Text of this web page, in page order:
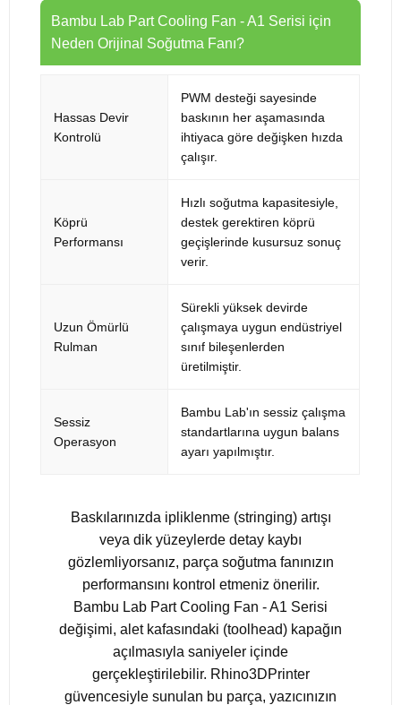
Bambu Lab Part Cooling Fan - A1 Serisi için
Neden Orijinal Soğutma Fanı?
Hassas Devir
Kontrolü
PWM desteği sayesinde
baskının her aşamasında
ihtiyaca göre değişken hızda
çalışır.
Köprü
Performansı
Hızlı soğutma kapasitesiyle,
destek gerektiren köprü
geçişlerinde kusursuz sonuç
verir.
Uzun Ömürlü
Rulman
Sürekli yüksek devirde
çalışmaya uygun endüstriyel
sınıf bileşenlerden
üretilmiştir.
Sessiz
Operasyon
Bambu Lab'ın sessiz çalışma
standartlarına uygun balans
ayarı yapılmıştır.
Baskılarınızda ipliklenme (stringing) artışı
veya dik yüzeylerde detay kaybı
gözlemliyorsanız, parça soğutma fanınızın
performansını kontrol etmeniz önerilir.
Bambu Lab Part Cooling Fan - A1 Serisi
değişimi, alet kafasındaki (toolhead) kapağın
açılmasıyla saniyeler içinde
gerçekleştirilebilir. Rhino3DPrinter
güvencesiyle sunulan bu parça, yazıcınızın